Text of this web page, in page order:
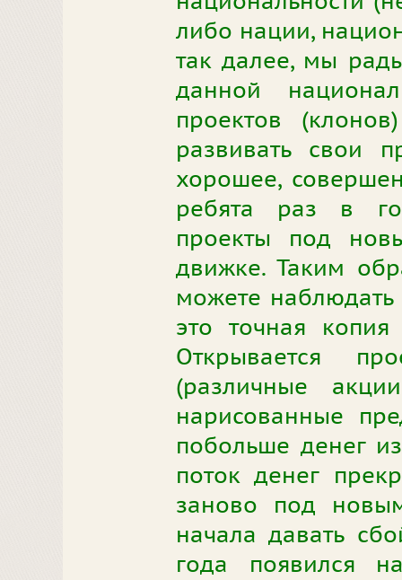
либо нации,
так далее, мы
данной
проектов
развивать свои
хорошее,
ребята раз в
проекты под
движке. Таким
можете
это точная копия
Открывается
(различные
нарисованные
побольше денег
поток денег
заново под
начала давать
года появился